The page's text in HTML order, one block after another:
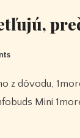
Mini